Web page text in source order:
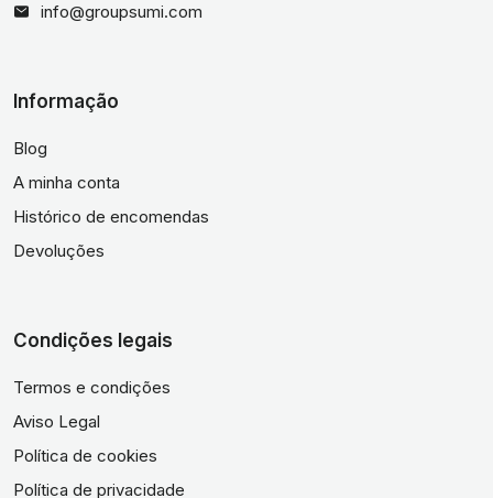
info@groupsumi.com
Informação
Blog
A minha conta
Histórico de encomendas
Devoluções
Condições legais
Termos e condições
Aviso Legal
Política de cookies
Política de privacidade